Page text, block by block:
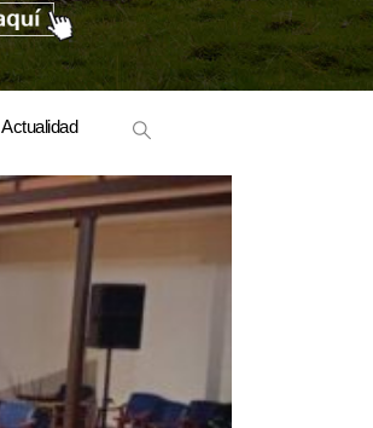
Actualidad